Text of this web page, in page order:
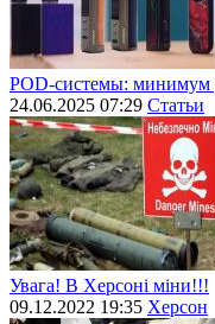
POD-системы: минимум
24.06.2025 07:29 Статьи
Увага! В Херсоні міни!!!
09.12.2022 19:35 Херсон